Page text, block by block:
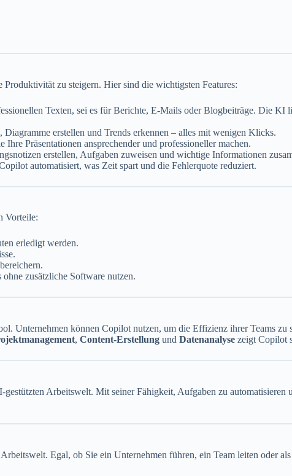
zu steigern. Hier sind die wichtigsten Features:
Texten, sei es für Berichte, E-Mails oder Blogbeiträge. Die KI
erstellen und Trends erkennen – alles mit wenigen Klicks.
Präsentationen ansprechender und professioneller machen.
erstellen, Aufgaben zuweisen und wichtige Informationen
automatisiert, was Zeit spart und die Fehlerquote reduziert.
Vorteile:
erledigt werden.
zusätzliche Software nutzen.
Unternehmen können Copilot nutzen, um die Effizienz ihrer Teams zu
, Content-Erstellung und Datenanalyse zeigt Copilot
Arbeitswelt. Mit seiner Fähigkeit, Aufgaben zu automatisieren
Egal, ob Sie ein Unternehmen führen, ein Team leiten oder